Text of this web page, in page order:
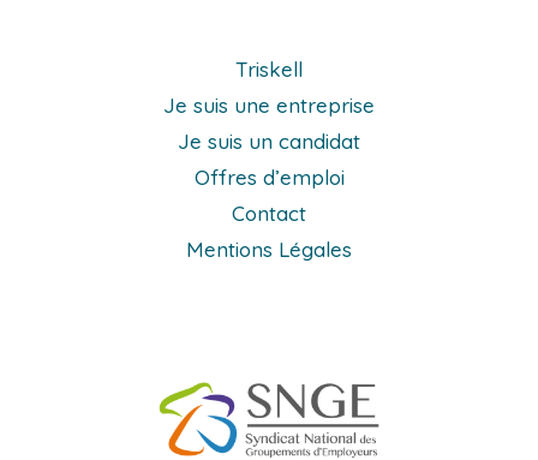
Triskell
Je suis une entreprise
Je suis un candidat
Offres d’emploi
Contact
Mentions Légales